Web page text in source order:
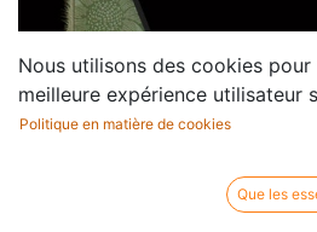
Nous utilisons des cookies
meilleure expérience utilisateur
Politique en matière de cookies
Que les